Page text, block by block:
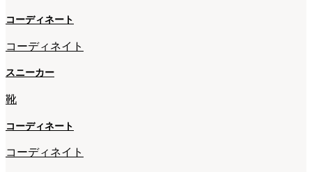
コーディネート
コーディネイト
スニーカー
靴
コーディネート
コーディネイト